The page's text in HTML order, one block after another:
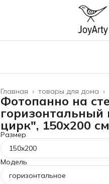
товары для дома ›
Главная ›
Фотопанно на
горизонтальный
цирк", 150x200 см
Размер
150x200
Модель
горизонтальное